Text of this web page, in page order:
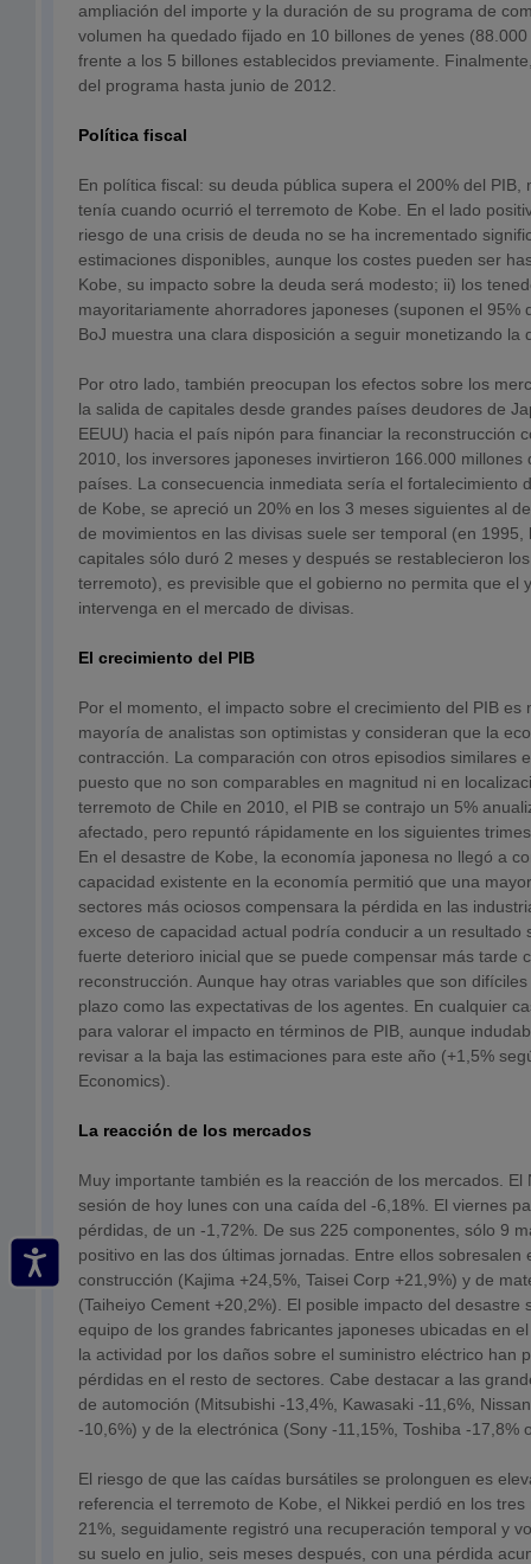
ampliación del importe y la duración de su programa de
volumen ha quedado fijado en 10 billones de yenes
frente a los 5 billones establecidos previamente.
del programa hasta junio de 2012.
Política fiscal
En política fiscal: su deuda pública supera el 200% del PIB,
tenía cuando ocurrió el terremoto de Kobe. En el lado
riesgo de una crisis de deuda no se ha incrementado
estimaciones disponibles, aunque los costes pueden ser
Kobe, su impacto sobre la deuda será modesto; ii) los
mayoritariamente ahorradores japoneses (suponen el 95%
BoJ muestra una clara disposición a seguir monetizando la
Por otro lado, también preocupan los efectos sobre los
la salida de capitales desde grandes países deudores de
EEUU) hacia el país nipón para financiar la reconstrucción
2010, los inversores japoneses invirtieron 166.000 millones
países. La consecuencia inmediata sería el fortalecimiento
de Kobe, se apreció un 20% en los 3 meses siguientes al
de movimientos en las divisas suele ser temporal (en 1995,
capitales sólo duró 2 meses y después se restablecieron
terremoto), es previsible que el gobierno no permita que el
intervenga en el mercado de divisas.
El crecimiento del PIB
Por el momento, el impacto sobre el crecimiento del PIB es
mayoría de analistas son optimistas y consideran que la
contracción. La comparación con otros episodios similares
puesto que no son comparables en magnitud ni en
terremoto de Chile en 2010, el PIB se contrajo un 5%
afectado, pero repuntó rápidamente en los siguientes
En el desastre de Kobe, la economía japonesa no llegó a
capacidad existente en la economía permitió que una
sectores más ociosos compensara la pérdida en las
exceso de capacidad actual podría conducir a un resultado
fuerte deterioro inicial que se puede compensar más tarde
reconstrucción. Aunque hay otras variables que son
plazo como las expectativas de los agentes. En cualquier
para valorar el impacto en términos de PIB, aunque
revisar a la baja las estimaciones para este año (+1,5%
Economics).
La reacción de los mercados
Muy importante también es la reacción de los mercados. El
sesión de hoy lunes con una caída del -6,18%. El viernes
pérdidas, de un -1,72%. De sus 225 componentes, sólo 9
positivo en las dos últimas jornadas. Entre ellos sobresalen
construcción (Kajima +24,5%, Taisei Corp +21,9%) y de
(Taiheiyo Cement +20,2%). El posible impacto del desastre
equipo de los grandes fabricantes japoneses ubicadas en
la actividad por los daños sobre el suministro eléctrico han
pérdidas en el resto de sectores. Cabe destacar a las
de automoción (Mitsubishi -13,4%, Kawasaki -11,6%,
-10,6%) y de la electrónica (Sony -11,15%, Toshiba -17,8%
El riesgo de que las caídas bursátiles se prolonguen es
referencia el terremoto de Kobe, el Nikkei perdió en los
21%, seguidamente registró una recuperación temporal y
su suelo en julio, seis meses después, con una pérdida